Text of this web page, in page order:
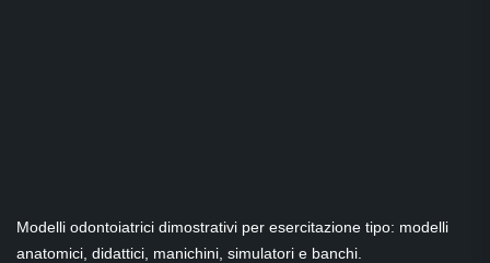
Modelli odontoiatrici dimostrativi per esercitazione tipo: modelli
anatomici, didattici, manichini, simulatori e banchi.